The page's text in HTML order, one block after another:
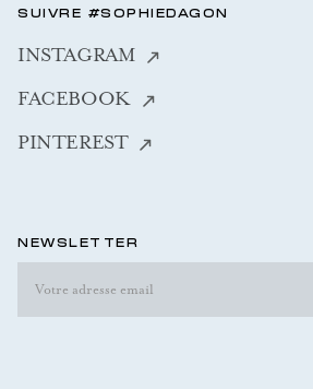
SUIVRE #SOPHIEDAGON
INSTAGRAM
FACEBOOK
PINTEREST
NEWSLETTER